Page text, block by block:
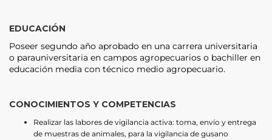
EDUCACIÓN
Poseer segundo año aprobado en una carrera universitaria
o parauniversitaria en campos agropecuarios o bachiller en
educación media con técnico medio agropecuario.
CONOCIMIENTOS Y COMPETENCIAS
Realizar las labores de vigilancia activa: toma, envío y entrega
de muestras de animales, para la vigilancia de gusano